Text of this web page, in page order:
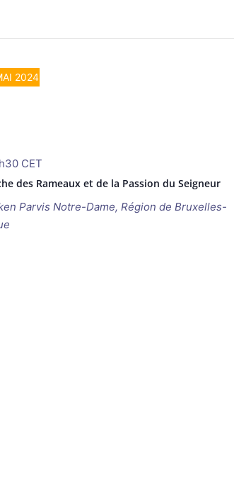
2024
des Rameaux et de la Passion du Seigneur
CET
Parvis Notre-Dame, Région de Bruxelles-